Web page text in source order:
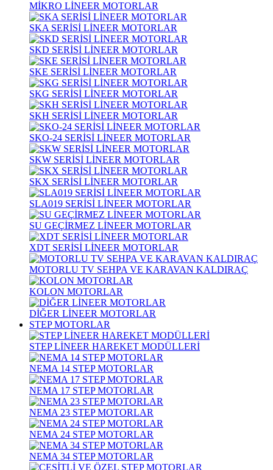
MİKRO LİNEER MOTORLAR
SKA SERİSİ LİNEER MOTORLAR
SKD SERİSİ LİNEER MOTORLAR
SKE SERİSİ LİNEER MOTORLAR
SKG SERİSİ LİNEER MOTORLAR
SKH SERİSİ LİNEER MOTORLAR
SKO-24 SERİSİ LİNEER MOTORLAR
SKW SERİSİ LİNEER MOTORLAR
SKX SERİSİ LİNEER MOTORLAR
SLA019 SERİSİ LİNEER MOTORLAR
SU GEÇİRMEZ LİNEER MOTORLAR
XDT SERİSİ LİNEER MOTORLAR
MOTORLU TV SEHPA VE KARAVAN KALDIRAÇ
KOLON MOTORLAR
DİĞER LİNEER MOTORLAR
STEP MOTORLAR
STEP LİNEER HAREKET MODÜLLERİ
NEMA 14 STEP MOTORLAR
NEMA 17 STEP MOTORLAR
NEMA 23 STEP MOTORLAR
NEMA 24 STEP MOTORLAR
NEMA 34 STEP MOTORLAR